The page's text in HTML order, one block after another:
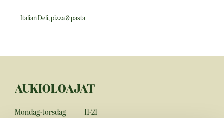
Italian Deli, pizza & pasta
AUKIOLOAJAT
Mondag-torsdag
11-21